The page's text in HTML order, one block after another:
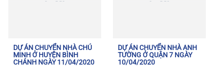
DỰ ÁN CHUYỂN NHÀ CHÚ
MINH Ở HUYỆN BÌNH
CHÁNH NGÀY 11/04/2020
DỰ ÁN CHUYỂN NHÀ ANH
TƯỜNG Ở QUẬN 7 NGÀY
10/04/2020